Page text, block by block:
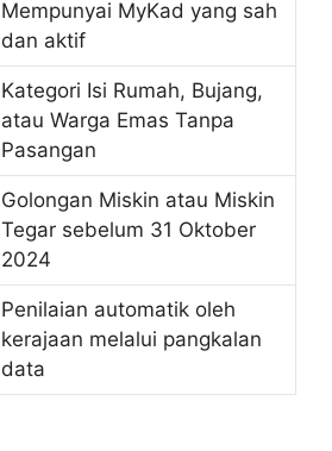
Mempunyai MyKad yang sah
dan aktif
Kategori Isi Rumah, Bujang,
atau Warga Emas Tanpa
Pasangan
Golongan Miskin atau Miskin
Tegar sebelum 31 Oktober
2024
Penilaian automatik oleh
kerajaan melalui pangkalan
data